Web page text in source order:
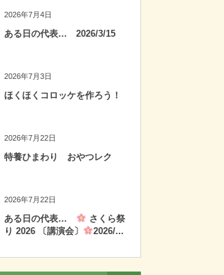
2026年7月4日
ある日の代表… 2026/3/15
2026年7月3日
ほくほくコロッケを作ろう！
2026年7月22日
特養ひまわり おやつレク
2026年7月22日
ある日の代表…
さくら祭
り 2026 〔講演会〕
2026/...